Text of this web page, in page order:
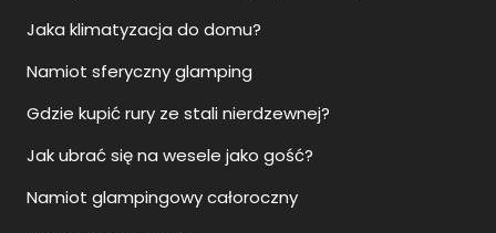
Jaka klimatyzacja do domu?
Namiot sferyczny glamping
Gdzie kupić rury ze stali nierdzewnej?
Jak ubrać się na wesele jako gość?
Namiot glampingowy całoroczny